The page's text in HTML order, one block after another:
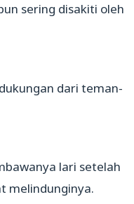
sering disakiti oleh
dari teman-
lari setelah
melindunginya.